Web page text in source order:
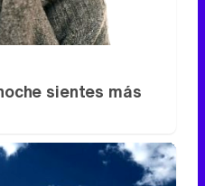
sientes más